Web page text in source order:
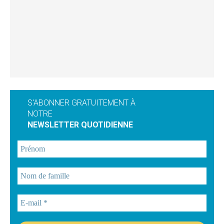
S'ABONNER GRATUITEMENT À
NOTRE
NEWSLETTER QUOTIDIENNE